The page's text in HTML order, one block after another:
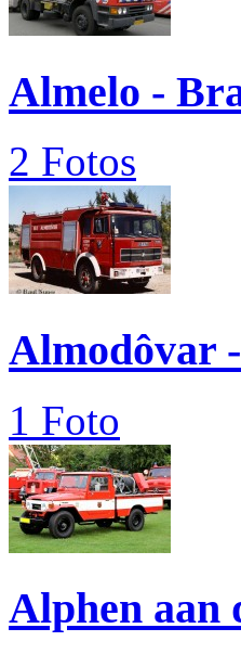
Almelo -
2 Fotos
Almodôvar
1 Foto
Alphen aan